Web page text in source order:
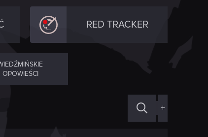
RED TRACKER
OPOWIEŚCI
+